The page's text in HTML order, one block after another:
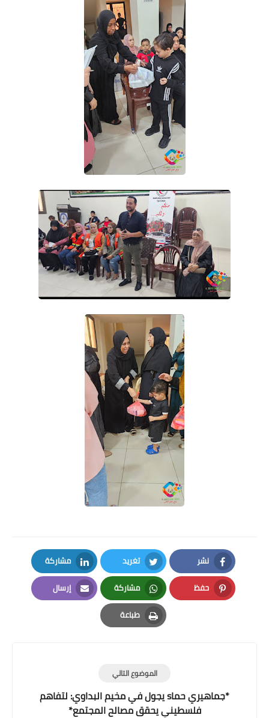
نشر
Facebook
تغريد
Twitter
مشاركة
LinkedIn
حفظ
Pinterest
مشاركة
Whatsapp
إرسال
Email
طباعة
Print
الموضوع التالي
*جماهيري حماs يجول في مخيم البداوي: لتفاهم
فلسطيني يحقق مصالح المجتمع*